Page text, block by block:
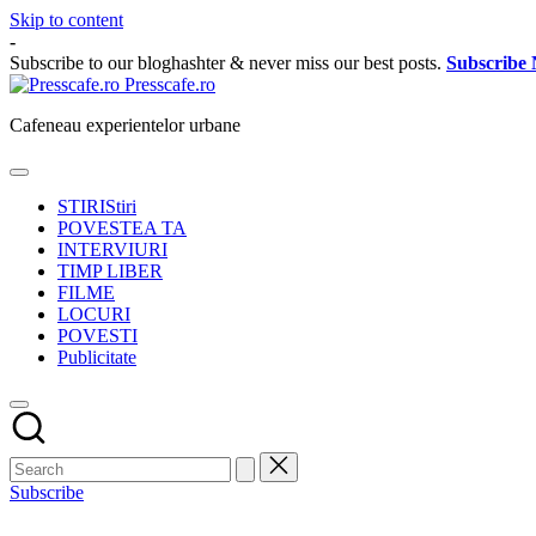
Skip to content
-
Subscribe to our bloghashter & never miss our best posts. Subscribe
Presscafe.ro
Cafeneau experientelor urbane
STIRIStiri
POVESTEA TA
INTERVIURI
TIMP LIBER
FILME
LOCURI
POVESTI
Publicitate
Subscribe